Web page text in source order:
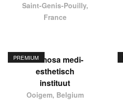
Saint-Genis-Pouilly,
France
PREMIUMHermosa medi-
esthetisch
instituut
Ooigem, Belgium